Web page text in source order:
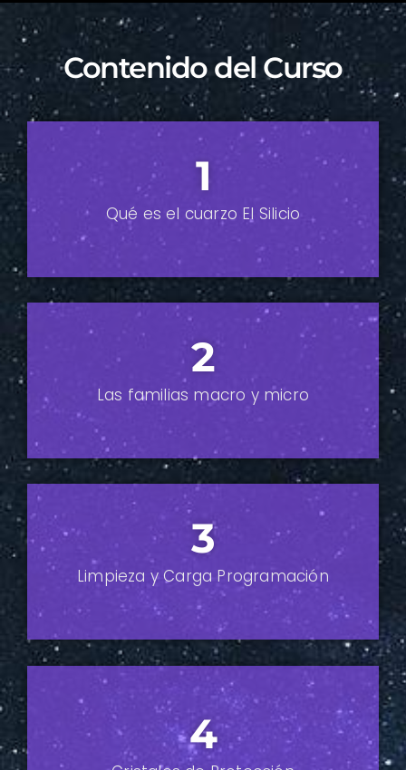
Contenido del Curso
1
Qué es el cuarzo El Silicio
2
Las familias macro y micro
3
Limpieza y Carga Programación
4